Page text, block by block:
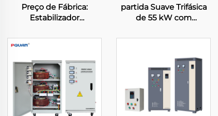
Preço de Fábrica:
Estabilizador
kVA OEM, 3 VA, 220 V/110
V, Monofásico ou
Trifásico, AVR com
Controle por Motor
Servo
partida Suave Trifásica
de 55 kW com
Sólido, Comunicação
Partida Suave Contínua
para Potência Eficiente